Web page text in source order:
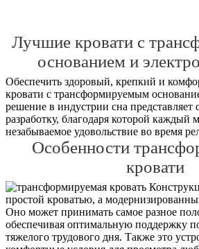
Лучшие кровати с
основанием и
Обеспечить здоровый, крепкий и
кровати с трансформируемым
решение в индустрии сна
разработку, благодаря которой каждый
незабываемое удовольствие во время
Особенности
кровати
простой кроватью, а
Оно может принимать самое разное
обеспечивая оптимальную поддержку
тяжелого трудового дня. Также это